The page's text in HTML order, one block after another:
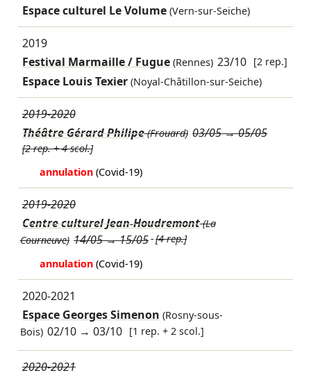
Espace culturel Le Volume (Vern-sur-Seiche)
2019
Festival Marmaille / Fugue(Rennes) 23/10 [2 rep.]
Espace Louis Texier (Noyal-Châtillon-sur-Seiche)
2019-2020
Théâtre Gérard Philipe(Frouard) 03/05→05/05
[2 rep. + 4 scol.]
annulation (Covid-19)
2019-2020
Centre culturel Jean-Houdremont(La
Courneuve) 14/05→15/05 [4 rep.]
annulation (Covid-19)
2020-2021
Espace Georges Simenon (Rosny-sous-
Bois) 02/10 →03/10 [1 rep. + 2 scol.]
2020-2021